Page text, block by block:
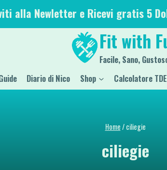
alla Newletter e Ricevi gratis 5
Fit with
Facile, Sano,
Diario di Nico Shop Calcolatore
Home/ ciliegie
ciliegie